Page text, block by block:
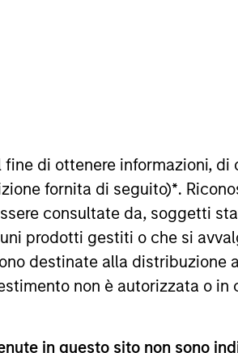
fine di ottenere informazioni,
fornita di seguito)*.
consultate da, soggetti
prodotti gestiti o che si
destinate alla distribuzione
non è autorizzata o
in questo sito non sono
I rendimenti possono
al netto delle spese, e non
da Morgan Stanley Investment
solare.